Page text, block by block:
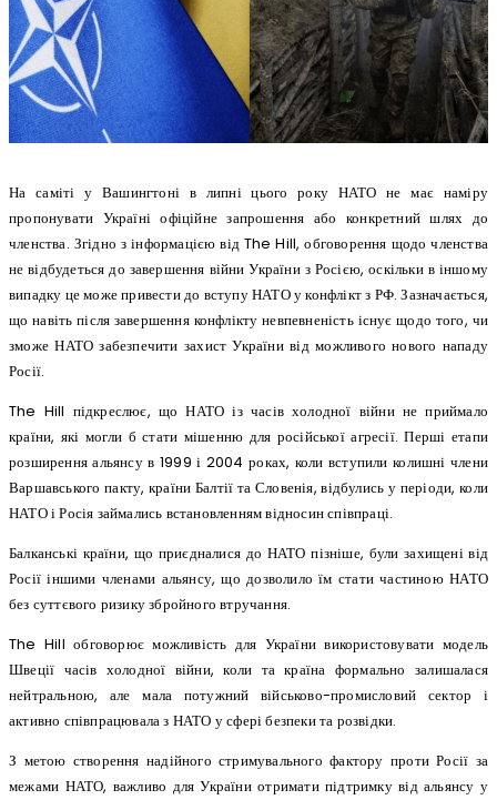
На саміті у Вашингтоні в липні цього року НАТО не має наміру
пропонувати Україні офіційне запрошення або конкретний шлях до
членства. Згідно з інформацією від The Hill, обговорення щодо членства
не відбудеться до завершення війни України з Росією, оскільки в іншому
випадку це може привести до вступу НАТО у конфлікт з РФ. Зазначається,
що навіть після завершення конфлікту невпевненість існує щодо того, чи
зможе НАТО забезпечити захист України від можливого нового нападу
Росії.
The Hill підкреслює, що НАТО із часів холодної війни не приймало
країни, які могли б стати мішенню для російської агресії. Перші етапи
розширення альянсу в 1999 і 2004 роках, коли вступили колишні члени
Варшавського пакту, країни Балтії та Словенія, відбулись у періоди, коли
НАТО і Росія займались встановленням відносин співпраці.
Балканські країни, що приєдналися до НАТО пізніше, були захищені від
Росії іншими членами альянсу, що дозволило їм стати частиною НАТО
без суттєвого ризику збройного втручання.
The Hill обговорює можливість для України використовувати модель
Швеції часів холодної війни, коли та країна формально залишалася
нейтральною, але мала потужний військово-промисловий сектор і
активно співпрацювала з НАТО у сфері безпеки та розвідки.
З метою створення надійного стримувального фактору проти Росії за
межами НАТО, важливо для України отримати підтримку від альянсу у